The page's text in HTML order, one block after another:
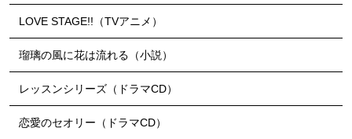
LOVE STAGE!!（TVアニメ）
瑠璃の風に花は流れる（小説）
レッスンシリーズ（ドラマCD）
恋愛のセオリー（ドラマCD）